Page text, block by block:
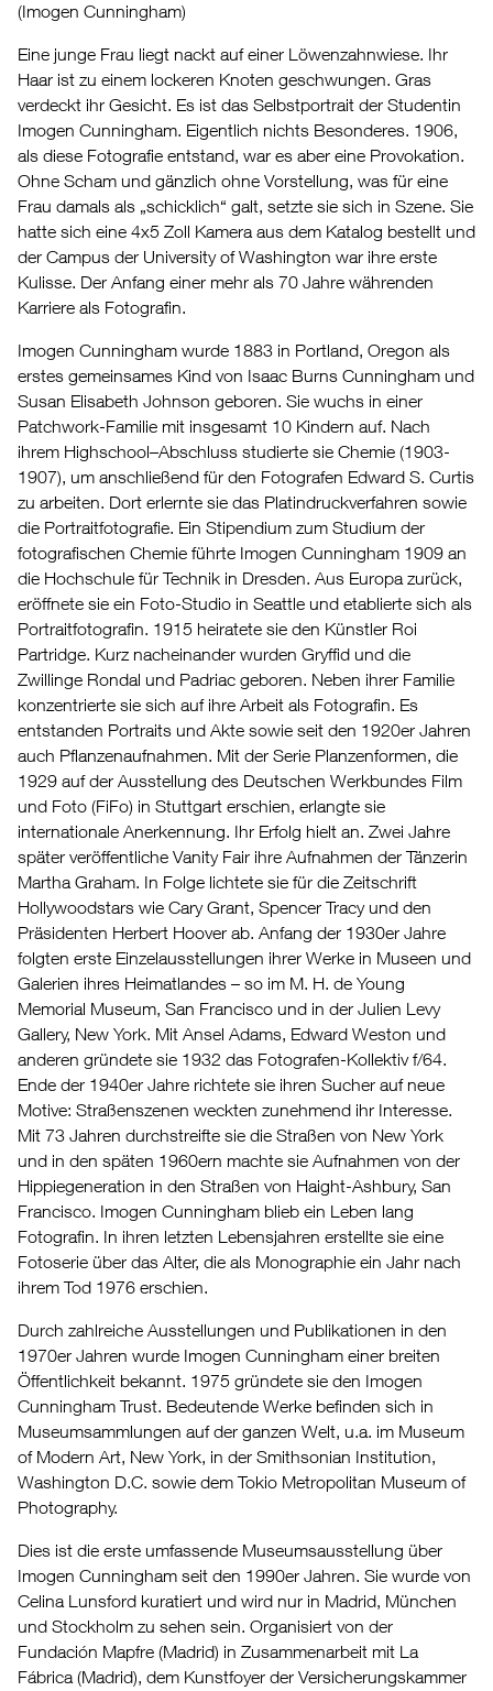
(Imogen Cunningham)
Eine junge Frau liegt nackt auf einer Löwenzahnwiese. Ihr
Haar ist zu einem lockeren Knoten geschwungen. Gras
verdeckt ihr Gesicht. Es ist das Selbstportrait der Studentin
Imogen Cunningham. Eigentlich nichts Besonderes. 1906,
als diese Fotografie entstand, war es aber eine Provokation.
Ohne Scham und gänzlich ohne Vorstellung, was für eine
Frau damals als „schicklich“ galt, setzte sie sich in Szene. Sie
hatte sich eine 4x5 Zoll Kamera aus dem Katalog bestellt und
der Campus der University of Washington war ihre erste
Kulisse. Der Anfang einer mehr als 70 Jahre währenden
Karriere als Fotografin.
Imogen Cunningham wurde 1883 in Portland, Oregon als
erstes gemeinsames Kind von Isaac Burns Cunningham und
Susan Elisabeth Johnson geboren. Sie wuchs in einer
Patchwork-Familie mit insgesamt 10 Kindern auf. Nach
ihrem Highschool–Abschluss studierte sie Chemie (1903-
1907), um anschließend für den Fotografen Edward S. Curtis
zu arbeiten. Dort erlernte sie das Platindruckverfahren sowie
die Portraitfotografie. Ein Stipendium zum Studium der
fotografischen Chemie führte Imogen Cunningham 1909 an
die Hochschule für Technik in Dresden. Aus Europa zurück,
eröffnete sie ein Foto-Studio in Seattle und etablierte sich als
Portraitfotografin. 1915 heiratete sie den Künstler Roi
Partridge. Kurz nacheinander wurden Gryffid und die
Zwillinge Rondal und Padriac geboren. Neben ihrer Familie
konzentrierte sie sich auf ihre Arbeit als Fotografin. Es
entstanden Portraits und Akte sowie seit den 1920er Jahren
auch Pflanzenaufnahmen. Mit der Serie Planzenformen, die
1929 auf der Ausstellung des Deutschen Werkbundes Film
und Foto (FiFo) in Stuttgart erschien, erlangte sie
internationale Anerkennung. Ihr Erfolg hielt an. Zwei Jahre
später veröffentliche Vanity Fair ihre Aufnahmen der Tänzerin
Martha Graham. In Folge lichtete sie für die Zeitschrift
Hollywoodstars wie Cary Grant, Spencer Tracy und den
Präsidenten Herbert Hoover ab. Anfang der 1930er Jahre
folgten erste Einzelausstellungen ihrer Werke in Museen und
Galerien ihres Heimatlandes – so im M. H. de Young
Memorial Museum, San Francisco und in der Julien Levy
Gallery, New York. Mit Ansel Adams, Edward Weston und
anderen gründete sie 1932 das Fotografen-Kollektiv f/64.
Ende der 1940er Jahre richtete sie ihren Sucher auf neue
Motive: Straßenszenen weckten zunehmend ihr Interesse.
Mit 73 Jahren durchstreifte sie die Straßen von New York
und in den späten 1960ern machte sie Aufnahmen von der
Hippiegeneration in den Straßen von Haight-Ashbury, San
Francisco. Imogen Cunningham blieb ein Leben lang
Fotografin. In ihren letzten Lebensjahren erstellte sie eine
Fotoserie über das Alter, die als Monographie ein Jahr nach
ihrem Tod 1976 erschien.
Durch zahlreiche Ausstellungen und Publikationen in den
1970er Jahren wurde Imogen Cunningham einer breiten
Öffentlichkeit bekannt. 1975 gründete sie den Imogen
Cunningham Trust. Bedeutende Werke befinden sich in
Museumsammlungen auf der ganzen Welt, u.a. im Museum
of Modern Art, New York, in der Smithsonian Institution,
Washington D.C. sowie dem Tokio Metropolitan Museum of
Photography.
Dies ist die erste umfassende Museumsausstellung über
Imogen Cunningham seit den 1990er Jahren. Sie wurde von
Celina Lunsford kuratiert und wird nur in Madrid, München
und Stockholm zu sehen sein. Organisiert von der
Fundación Mapfre (Madrid) in Zusammenarbeit mit La
Fábrica (Madrid), dem Kunstfoyer der Versicherungskammer